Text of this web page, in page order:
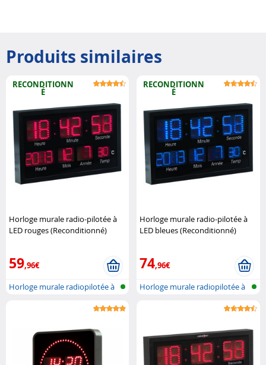
Produits similaires
RECONDITIONN
É
Horloge murale radio-pilotée à
LED rouges (Reconditionné)
59,96€
Horloge murale radiopilotée à
RECONDITIONN
É
Horloge murale radio-pilotée à
LED bleues (Reconditionné)
74,96€
Horloge murale radiopilotée à